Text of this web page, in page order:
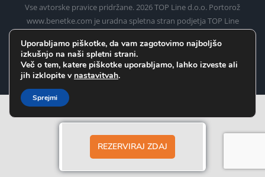
Vse avtorske pravice pridržane.2026 TOP Line d.o.o. Portorož
www.benetke.com je uradna spletna stran podjetja TOP Line
Poreča, Rovinja in Pulja (Pule) do Benetk
FacebookInstagramWhatsApp
REZERVIRAJ ZDAJ
Uporabljamo piškotke, da vam zagotovimo najboljšo
izkušnjo na naši spletni strani.
Več o tem, katere piškotke uporabljamo, lahko izveste ali
jih izklopite v nastavitvah.
Sprejmi